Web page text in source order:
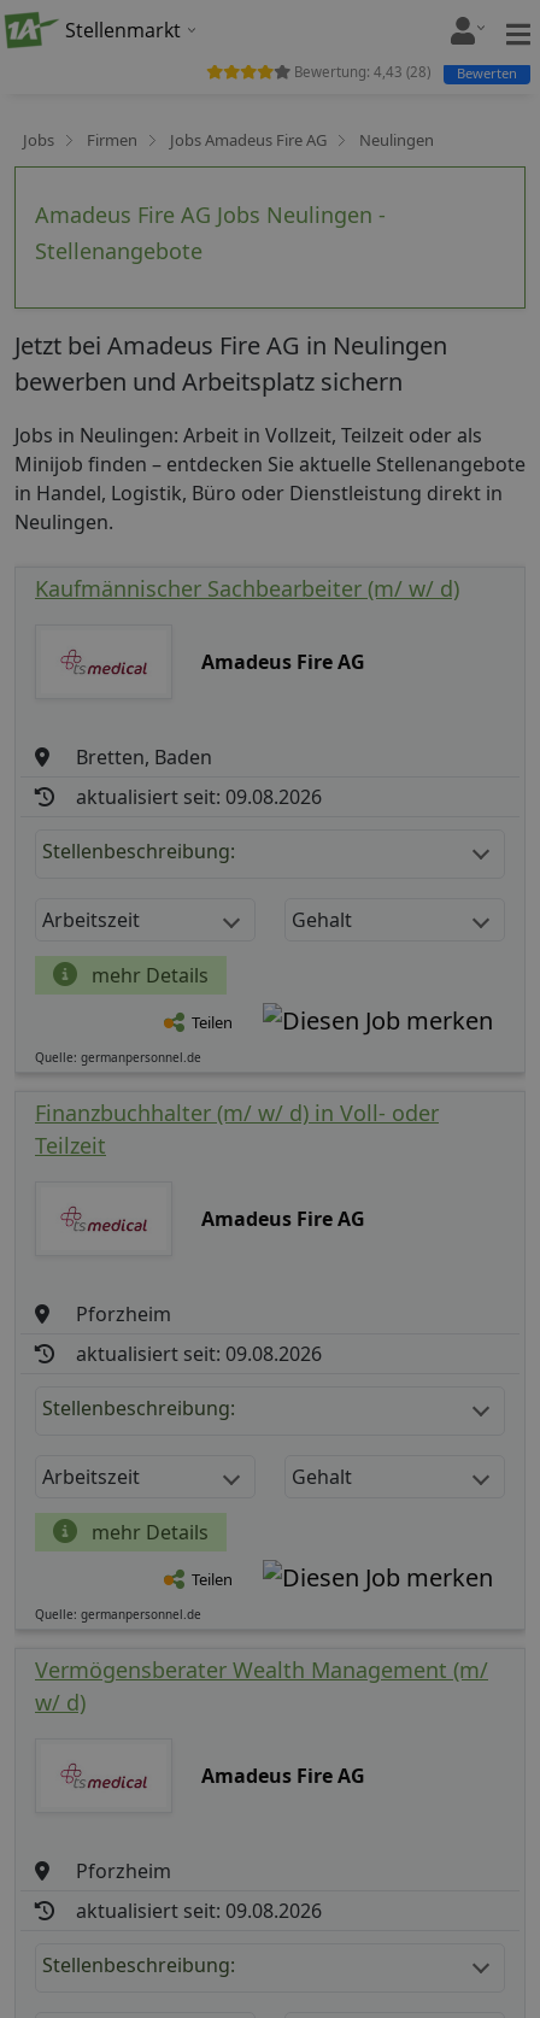
Stellenmarkt
Jobs Firmen Jobs Amadeus Fire AG Neulingen
Amadeus Fire AG Jobs Neulingen -
Stellenangebote
Bewertung: 4,43 (28) Bewerten
Jetzt bei Amadeus Fire AG in Neulingen
bewerben und Arbeitsplatz sichern
Jobs in Neulingen: Arbeit in Vollzeit, Teilzeit oder als
Minijob finden – entdecken Sie aktuelle Stellenangebote
in Handel, Logistik, Büro oder Dienstleistung direkt in
Neulingen.
Kaufmännischer Sachbearbeiter (m/ w/ d)
Amadeus Fire AG
Bretten, Baden
aktualisiert seit: 09.08.2026
Stellenbeschreibung:
Arbeitszeit Gehalt
mehr Details
Teilen
Quelle: germanpersonnel.de
Finanzbuchhalter (m/ w/ d) in Voll- oder
Teilzeit
Amadeus Fire AG
Pforzheim
aktualisiert seit: 09.08.2026
Stellenbeschreibung:
Arbeitszeit Gehalt
mehr Details
Teilen
Quelle: germanpersonnel.de
Vermögensberater Wealth Management (m/
w/ d)
Amadeus Fire AG
Pforzheim
aktualisiert seit: 09.08.2026
Stellenbeschreibung: